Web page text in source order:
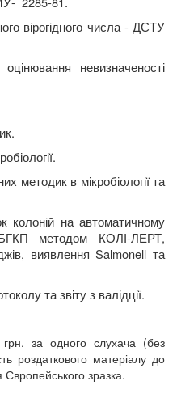
вірогідного числа - ДСТУ
невизначеності
методик в мікробіології та
колоній на автоматичному
БГКП методом КОЛІ-ЛЕРТ,
виявлення Salmonell та
та звіту з валідції.
за одного слухача (без
роздаткового матеріалу до
зразка.